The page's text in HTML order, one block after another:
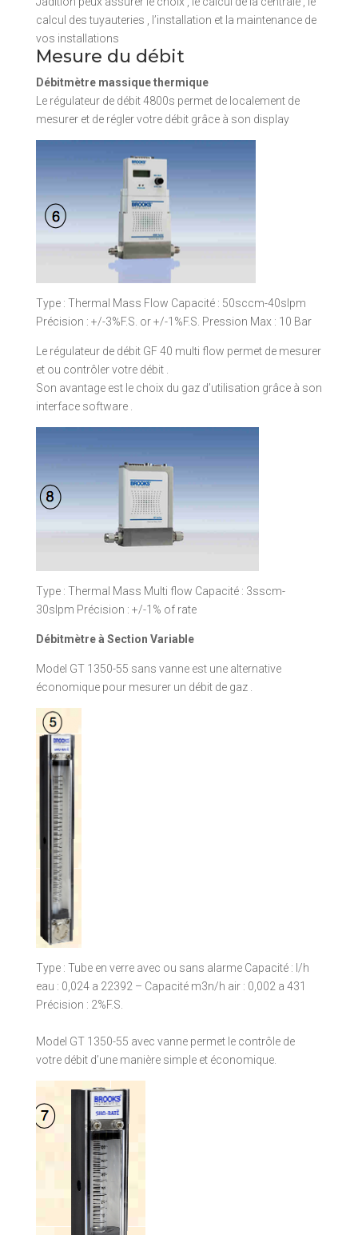
calcul des tuyauteries , l’installation et la maintenance de
vos installations
Mesure du débit
Débitmètre massique thermique
Le régulateur de débit 4800s permet de localement de
mesurer et de régler votre débit grâce à son display
Type : Thermal Mass Flow Capacité : 50sccm-40slpm
Précision : +/-3%F.S. or +/-1%F.S. Pression Max : 10 Bar
Le régulateur de débit GF 40 multi flow permet de mesurer
et ou contrôler votre débit .
Son avantage est le choix du gaz d’utilisation grâce à son
interface software .
Type : Thermal Mass Multi flow Capacité : 3sscm-
30slpm Précision : +/-1% of rate
Débitmètre à Section Variable
Model GT 1350-55 sans vanne est une alternative
économique pour mesurer un débit de gaz .
Type : Tube en verre avec ou sans alarme Capacité : l/h
eau : 0,024 a 22392 – Capacité m3n/h air : 0,002 a 431
Précision : 2%F.S.
Model GT 1350-55 avec vanne permet le contrôle de
votre débit d’une manière simple et économique.